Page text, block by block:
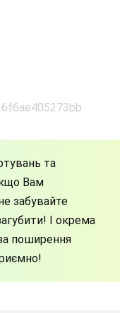
та
Вам
забувайте
І окрема
поширення